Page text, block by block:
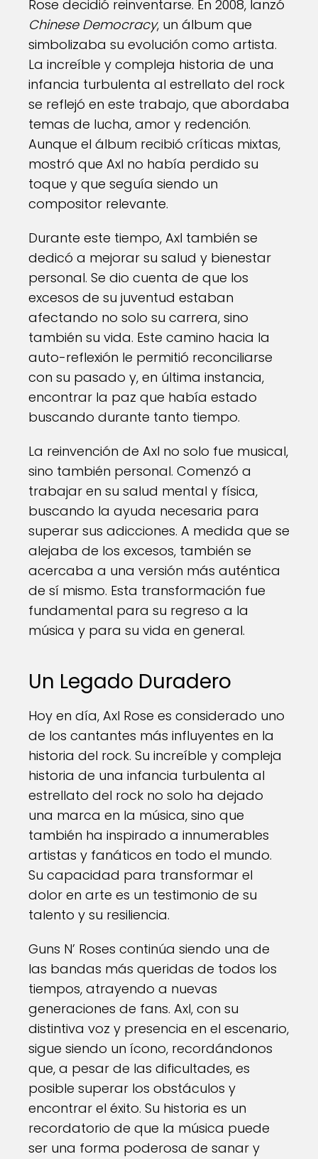
Rose decidió reinventarse. En 2008, lanzó
Chinese Democracy, un álbum que
simbolizaba su evolución como artista.
La increíble y compleja historia de una
infancia turbulenta al estrellato del rock
se reflejó en este trabajo, que abordaba
temas de lucha, amor y redención.
Aunque el álbum recibió críticas mixtas,
mostró que Axl no había perdido su
toque y que seguía siendo un
compositor relevante.
Durante este tiempo, Axl también se
dedicó a mejorar su salud y bienestar
personal. Se dio cuenta de que los
excesos de su juventud estaban
afectando no solo su carrera, sino
también su vida. Este camino hacia la
auto-reflexión le permitió reconciliarse
con su pasado y, en última instancia,
encontrar la paz que había estado
buscando durante tanto tiempo.
La reinvención de Axl no solo fue musical,
sino también personal. Comenzó a
trabajar en su salud mental y física,
buscando la ayuda necesaria para
superar sus adicciones. A medida que se
alejaba de los excesos, también se
acercaba a una versión más auténtica
de sí mismo. Esta transformación fue
fundamental para su regreso a la
música y para su vida en general.
Un Legado Duradero
Hoy en día, Axl Rose es considerado uno
de los cantantes más influyentes en la
historia del rock. Su increíble y compleja
historia de una infancia turbulenta al
estrellato del rock no solo ha dejado
una marca en la música, sino que
también ha inspirado a innumerables
artistas y fanáticos en todo el mundo.
Su capacidad para transformar el
dolor en arte es un testimonio de su
talento y su resiliencia.
Guns N’ Roses continúa siendo una de
las bandas más queridas de todos los
tiempos, atrayendo a nuevas
generaciones de fans. Axl, con su
distintiva voz y presencia en el escenario,
sigue siendo un ícono, recordándonos
que, a pesar de las dificultades, es
posible superar los obstáculos y
encontrar el éxito. Su historia es un
recordatorio de que la música puede
ser una forma poderosa de sanar y